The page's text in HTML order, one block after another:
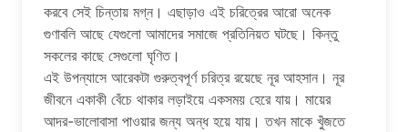
করবে সেই চিন্তায় মগ্ন। এছাড়াও এই চরিত্রের আরো অনেক
গুণাবলি আছে যেগুলো আমাদের সমাজে প্রতিনিয়ত ঘটছে। কিন্তু
সকলের কাছে সেগুলো ঘৃণিত।
এই উপন্যাসে আরেকটা গুরুত্বপূর্ণ চরিত্র রয়েছে নূর আহসান। নূর
জীবনে একাকী বেঁচে থাকার লড়াইয়ে একসময় হেরে যায়। মায়ের
আদর-ভালোবাসা পাওয়ার জন্য অন্ধ হয়ে যায়। তখন মাকে খুঁজতে